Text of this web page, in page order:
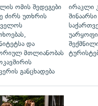
ომის შედეგები
ძირს უთხრის
და
მთლიანობას
განცხადება
ირაკლი